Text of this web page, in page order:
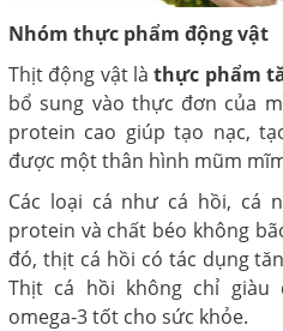
Nhóm thực phẩm động vật
Thịt động vật làthực phẩm
bổ sung vào thực đơn của
protein cao giúp tạo nạc,
được một thân hình mũm
Các loại cá như cá hồi, cá
protein và chất béo không
đó, thịt cá hồi có tác dụng
Thịt cá hồi không chỉ
omega-3 tốt cho sức khỏe.